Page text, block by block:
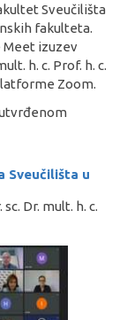
Sveučilišta
fakulteta.
Meet izuzev
h. c. Prof. h. c.
Zoom.
Sveučilišta u
Dr. mult. h. c.